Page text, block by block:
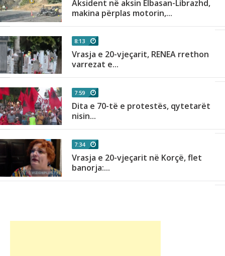
Aksident në aksin Elbasan-Librazhd,
makina përplas motorin,...
8:13
Vrasja e 20-vjeçarit, RENEA rrethon
varrezat e...
7:59
Dita e 70-të e protestës, qytetarët
nisin...
7:34
Vrasja e 20-vjeçarit në Korçë, flet
banorja:...